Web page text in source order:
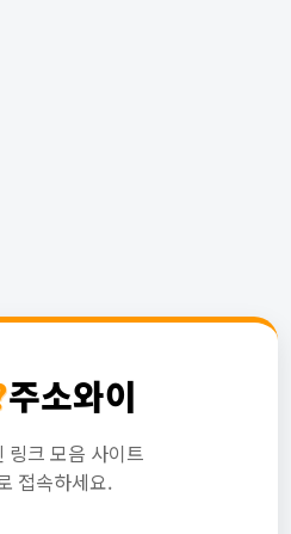
주소와이
링크 모음 사이트
접속하세요.